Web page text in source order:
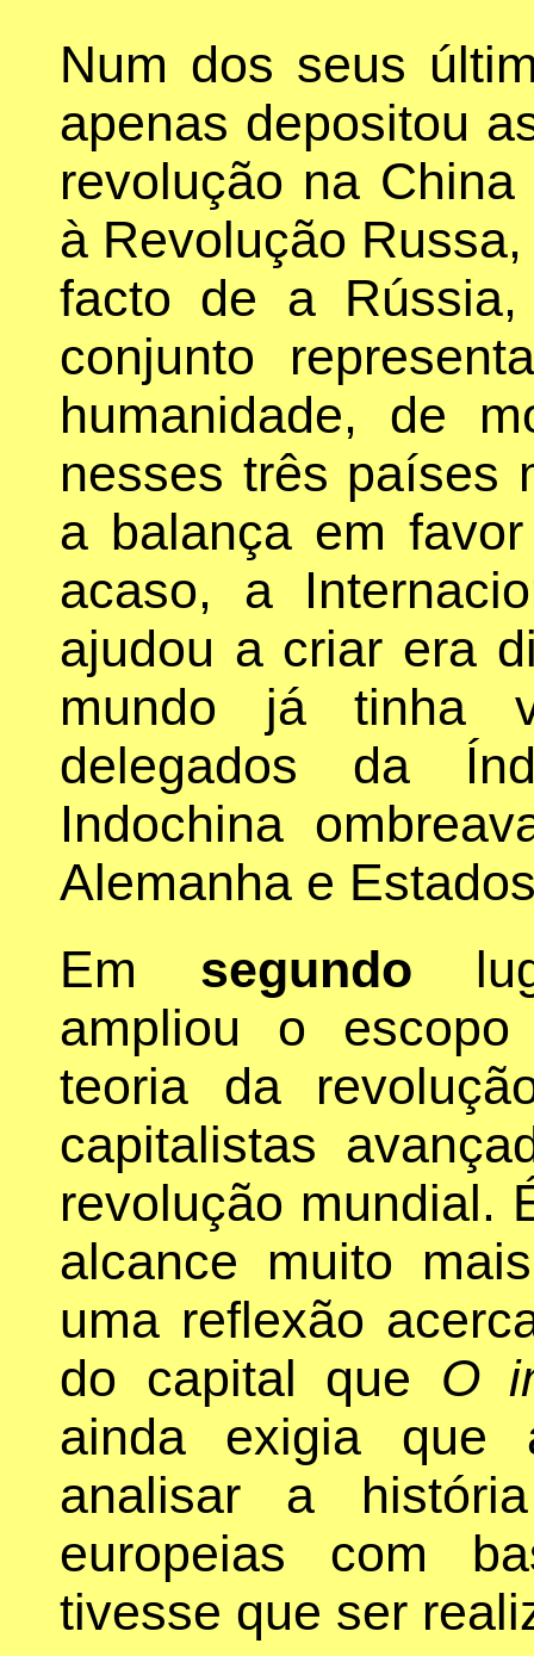
Num dos seus
apenas depositou
revolução na
à Revolução
facto de a
conjunto
humanidade, de
nesses três países
a balança em
acaso, a
ajudou a criar era
mundo já tinha
delegados da
Indochina
Alemanha e
Em segundo
ampliou o
teoria da
capitalistas
revolução mundial.
alcance muito
uma reflexão
do capital que O
ainda exigia que
analisar a
europeias com
tivesse que ser